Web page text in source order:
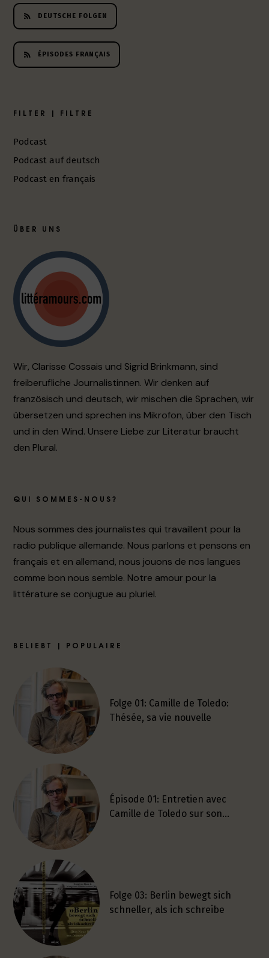
t
DEUTSCHE FOLGEN
ÉPISODES FRANÇAIS
FILTER | FILTRE
Podcast
Podcast auf deutsch
Podcast en français
ÜBER UNS
Wir, Clarisse Cossais und Sigrid Brinkmann, sind
freiberufliche Journalistinnen. Wir denken auf
französisch und deutsch, wir mischen die Sprachen, wir
übersetzen und sprechen ins Mikrofon, über den Tisch
und in den Wind. Unsere Liebe zur Literatur braucht
den Plural.
QUI SOMMES-NOUS?
Nous sommes des journalistes qui travaillent pour la
radio publique allemande. Nous parlons et pensons en
français et en allemand, nous jouons de nos langues
comme bon nous semble. Notre amour pour la
littérature se conjugue au pluriel.
BELIEBT | POPULAIRE
Folge 01: Camille de Toledo:
Thésée, sa vie nouvelle
Épisode 01: Entretien avec
Camille de Toledo sur son…
Folge 03: Berlin bewegt sich
schneller, als ich schreibe